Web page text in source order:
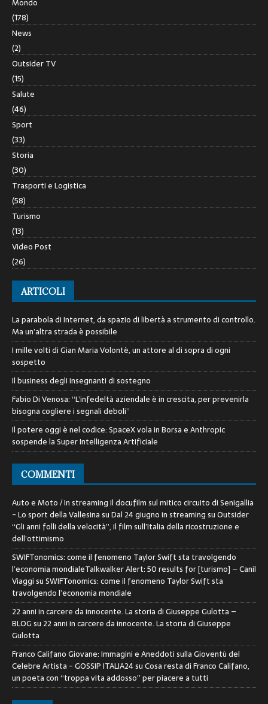
(178)
News
(2)
Outsider TV
(15)
Salute
(46)
Sport
(33)
Storia
(30)
Trasporti e Logistica
(58)
Turismo
(13)
Video Post
(26)
ARTICOLI
La parabola di Internet, da spazio di libertà a strumento di controllo.
Ma un’altra strada è possibile
I mille volti di Gian Maria Volontè, un attore al di sopra di ogni
sospetto
Il business degli insegnanti di sostegno
Fabio Di Venosa: “L’infedeltà aziendale è in crescita, per prevenirla
bisogna cogliere i segnali deboli”
Il potere oggi è nel codice: SpaceX vola in Borsa e Anthropic
sospende la Super Intelligenza Artificiale
COMMENTI
Auto e Moto / In streaming il docufilm sul mitico circuito di Senigallia
- Lo sport della VallesinasuDal 24 giugno in streaming su Outsider
“Gli anni folli della velocità”, il film sull’Italia della ricostruzione e
dell’ottimismo
SWIFTonomics: come il fenomeno Taylor Swift sta travolgendo
l’economia mondialeTalkwalker Alert: 50 results for [turismo] – Canil
ViaggisuSWIFTonomics: come il fenomeno Taylor Swift sta
travolgendo l’economia mondiale
22 anni in carcere da innocente. La storia di Giuseppe Gulotta –
BLOGsu 22 anni in carcere da innocente. La storia di Giuseppe
Gulotta
Franco Califano Giovane: Immagini e Aneddoti sulla Gioventù del
Celebre Artista - GOSSIP ITALIA24suCosa resta di Franco Califano,
un poeta con “troppa vita addosso” per piacere a tutti